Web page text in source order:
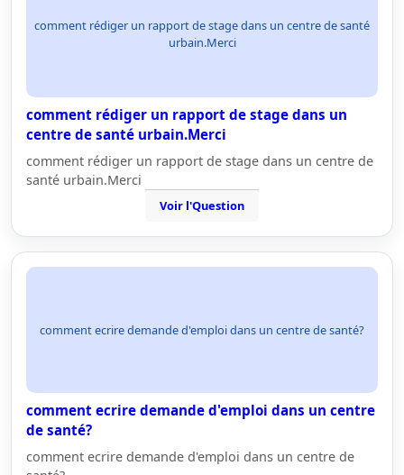
comment rédiger un rapport de stage dans un centre de santé
urbain.Merci
comment rédiger un rapport de stage dans un
centre de santé urbain.Merci
comment rédiger un rapport de stage dans un centre de
santé urbain.Merci
Voir l'Question
comment ecrire demande d'emploi dans un centre de santé?
comment ecrire demande d'emploi dans un centre
de santé?
comment ecrire demande d'emploi dans un centre de